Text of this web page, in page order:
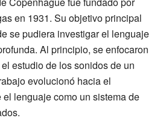
en 1931. Su objetivo principal
se pudiera investigar el lenguaje
Al principio, se enfocaron
estudio de los sonidos de un
evolucionó hacia el
lenguaje como un sistema de